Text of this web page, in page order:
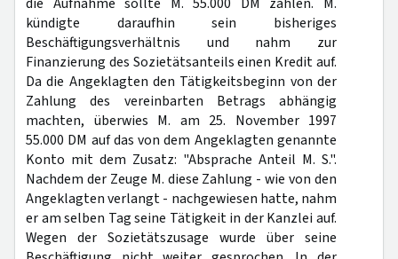
kündigte daraufhin sein bisheriges
Beschäftigungsverhältnis und nahm zur
Finanzierung des Sozietätsanteils einen Kredit auf.
Da die Angeklagten den Tätigkeitsbeginn von der
Zahlung des vereinbarten Betrags abhängig
machten, überwies M. am 25. November 1997
55.000 DM auf das von dem Angeklagten genannte
Konto mit dem Zusatz: "Absprache Anteil M. S.".
Nachdem der Zeuge M. diese Zahlung - wie von den
Angeklagten verlangt - nachgewiesen hatte, nahm
er am selben Tag seine Tätigkeit in der Kanzlei auf.
Wegen der Sozietätszusage wurde über seine